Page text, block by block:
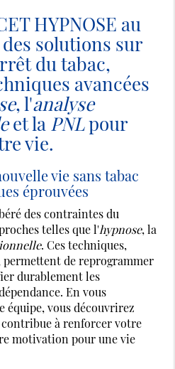
HYPNOSE au
solutions sur
du tabac,
avancées
, l'analyse
et la PNLpour
vie.
vie sans tabac
éprouvées
des contraintes du
telles que l'hypnose, la
. Ces techniques,
permettent de reprogrammer
durablement les
En vous
équipe, vous découvrirez
contribue à renforcer votre
motivation pour une vie